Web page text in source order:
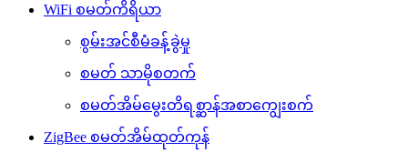
WiFi စမတ်ကိရိယာ
စွမ်းအင်စီမံခန့်ခွဲမှု
စမတ် သာမိုစတက်
စမတ်အိမ်မွေးတိရစ္ဆာန်အစာကျွေးစက်
ZigBee စမတ်အိမ်ထုတ်ကုန်